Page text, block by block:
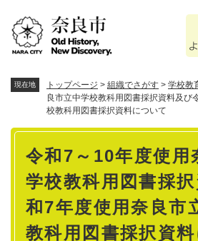
あ
問
現在地 トップページ > 組織でさがす > 学校教
良市立中学校教科用図書採択資料及び
校教科用図書採択資料について
本
令和7～10年度使用
学校教科用図書採
和7年度使用奈良市
教科用図書採択資